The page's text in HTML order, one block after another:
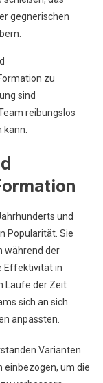
gegnerischen
zu
sind
reibungslos
kann.
und
Popularität. Sie
während der
Effektivität in
Laufe der Zeit
sich an sich
anpassten.
Varianten
einbezogen, um die